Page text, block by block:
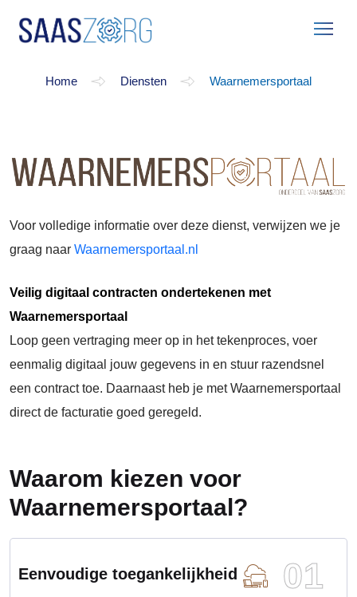
Waarnemersportaal
Home Diensten Waarnemersportaal
Voor volledige informatie over deze dienst, verwijzen we je
graag naar Waarnemersportaal.nl
Veilig digitaal contracten ondertekenen met
Waarnemersportaal
Loop geen vertraging meer op in het tekenproces, voer
eenmalig digitaal jouw gegevens in en stuur razendsnel
een contract toe. Daarnaast heb je met Waarnemersportaal
direct de facturatie goed geregeld.
Waarom kiezen voor
Waarnemersportaal?
01
Eenvoudige toegankelijkheid